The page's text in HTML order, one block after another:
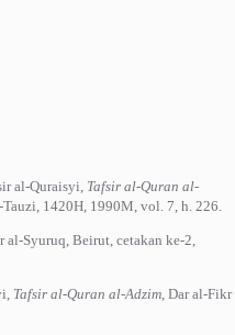
al-Quraisyi, Tafsir al-Quran al-
1420H, 1990M, vol. 7, h. 226.
al-Syuruq, Beirut, cetakan ke-2,
Tafsir al-Quran al-Adzim , Dar al-Fikr